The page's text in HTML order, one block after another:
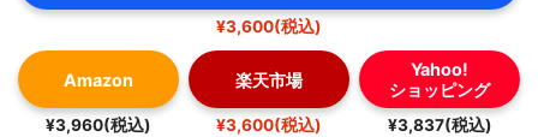
¥3,600(税込)
Amazon
¥3,960(税込)
楽天市場
¥3,600(税込)
Yahoo!
ショッピング
¥3,837(税込)